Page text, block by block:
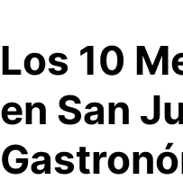
Los 10
en San